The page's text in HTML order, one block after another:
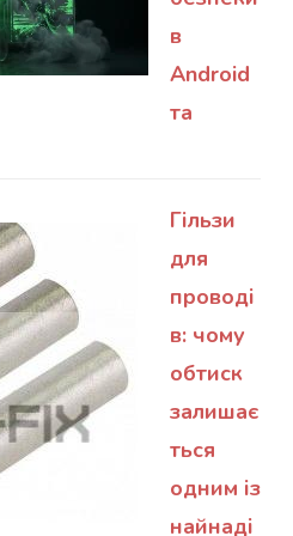
в
Android
та
Гільзи
для
проводі
в: чому
обтиск
залишає
ться
одним із
найнаді